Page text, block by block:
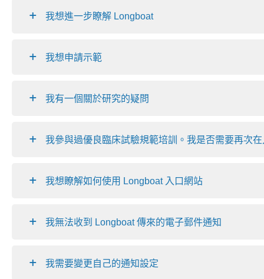
我想進一步瞭解 Longboat
我想申請示範
我有一個關於研究的疑問
我參與過優良臨床試驗規範培訓。我是否需要再次
我想瞭解如何使用 Longboat 入口網站
我無法收到 Longboat 傳來的電子郵件通知
我需要變更自己的通知設定